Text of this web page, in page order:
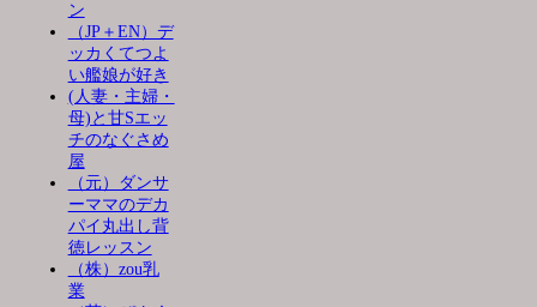
ン
（JP＋EN）デ
ッカくてつよ
い艦娘が好き
(人妻・主婦・
母)と甘Sエッ
チのなぐさめ
屋
（元）ダンサ
ーママのデカ
パイ丸出し背
徳レッスン
（株）zou乳
業